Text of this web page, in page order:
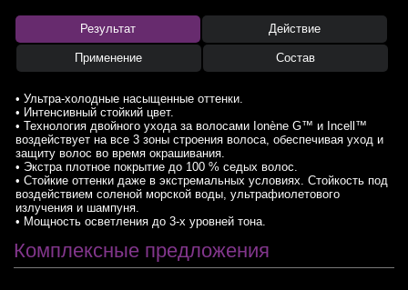
Результат Действие
Применение Состав
• Ультра-холодные насыщенные оттенки.
• Интенсивный стойкий цвет.
• Технология двойного ухода за волосами Ionène G™ и Incell™
воздействует на все 3 зоны строения волоса, обеспечивая уход и
защиту волос во время окрашивания.
• Экстра плотное покрытие до 100 % седых волос.
• Стойкие оттенки даже в экстремальных условиях. Стойкость под
воздействием соленой морской воды, ультрафиолетового
излучения и шампуня.
• Мощность осветления до 3-х уровней тона.
Комплексные предложения